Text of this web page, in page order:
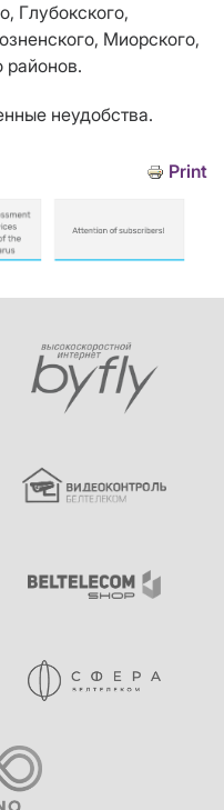
Глубокского,
Миорского,
неудобства.
Print